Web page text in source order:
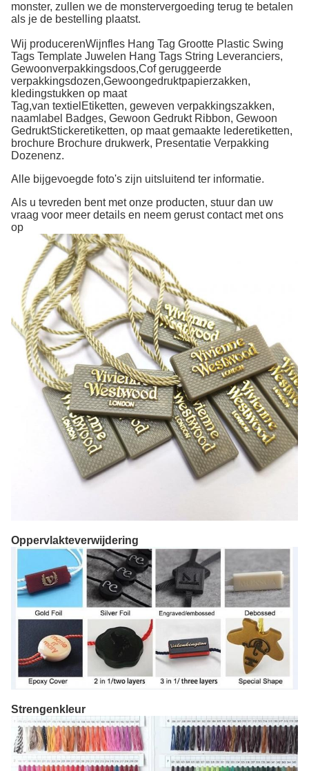
monster, zullen we de monstervergoeding terug te betalen
als je de bestelling plaatst.
Wij producerenWijnfles Hang Tag Grootte Plastic Swing
Tags Template Juwelen Hang Tags String Leveranciers,
Gewoonverpakkingsdoos,Cof geruggeerde
verpakkingsdozen,Gewoongedruktpapierzakken,
kledingstukken op maat
Tag,van textiel Etiketten, geweven verpakkingszakken,
naamlabel Badges, Gewoon Gedrukt Ribbon, Gewoon
GedruktStickeretiketten, op maat gemaakte lederetiketten,
brochure Brochure drukwerk, Presentatie Verpakking
Dozenenz.
Alle bijgevoegde foto's zijn uitsluitend ter informatie.
Als u tevreden bent met onze producten, stuur dan uw
vraag voor meer details en neem gerust contact met ons
op
Oppervlakteverwijdering
Strengenkleur